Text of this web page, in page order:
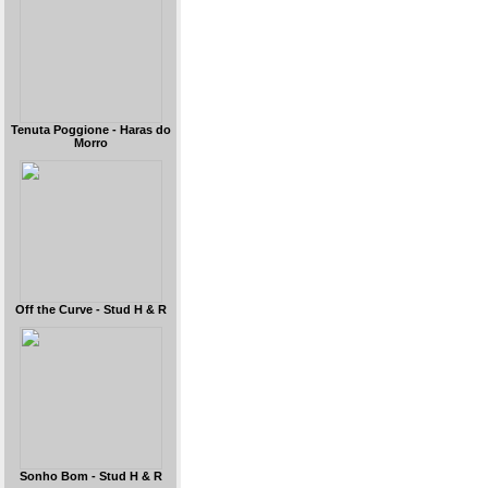
Tenuta Poggione - Haras do
Morro
Off the Curve - Stud H & R
Sonho Bom - Stud H & R